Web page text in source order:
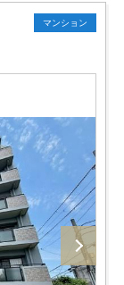
マンション